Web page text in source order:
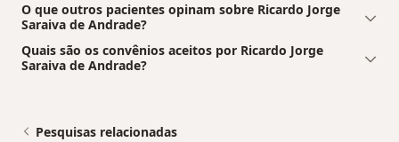
O que outros pacientes opinam sobre Ricardo Jorge
Saraiva de Andrade?
Quais são os convênios aceitos por Ricardo Jorge
Saraiva de Andrade?
Pesquisas relacionadas